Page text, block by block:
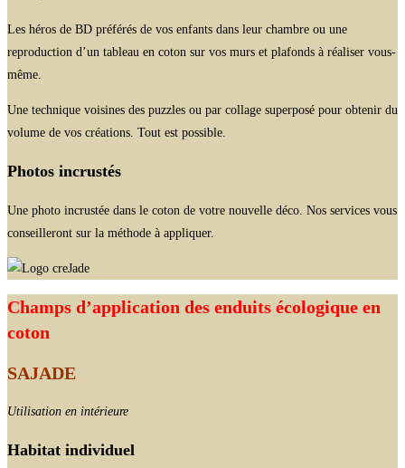
Les héros de BD préférés de vos enfants dans leur chambre ou une
reproduction d’un tableau en coton sur vos murs et plafonds à réaliser vous-
même.
Une technique voisines des puzzles ou par collage superposé pour obtenir du
volume de vos créations. Tout est possible.
Photos incrustés
Une photo incrustée dans le coton de votre nouvelle déco. Nos services vous
conseilleront sur la méthode à appliquer.
Champs d’application des enduits écologique en
coton
SAJADE
Utilisation en intérieure
Habitat individuel